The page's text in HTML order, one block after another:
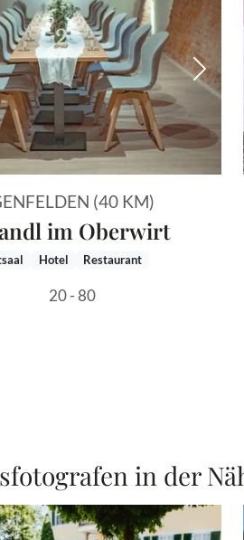
Bild
(40 KM)
im Oberwirt
Hotel Restaurant
20 - 80
in der